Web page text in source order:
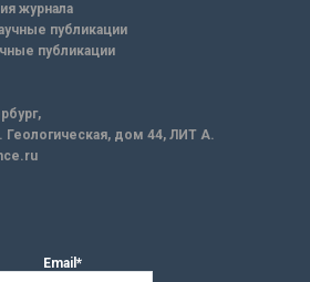
журнала
публикации
публикации
Геологическая, дом 44, ЛИТ А.
Email*